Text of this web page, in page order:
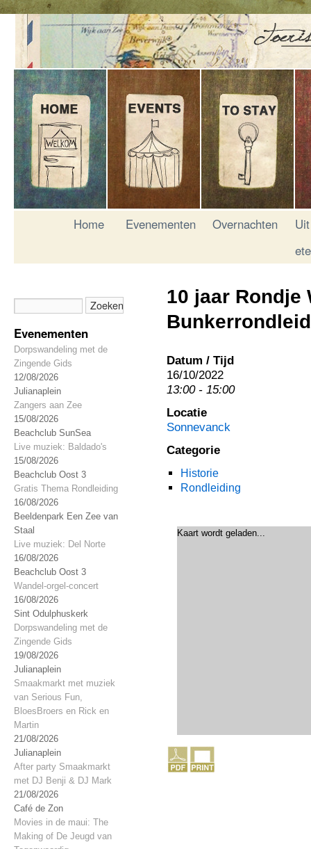
Home Evenementen Overnachten
Uit
Evenementen
Dorpswandeling met de
Zingende Gids
12/08/2026
Julianaplein
Zangers aan Zee
15/08/2026
Beachclub SunSea
Live muziek: Baldado's
15/08/2026
Beachclub Oost 3
Gratis Thema Rondleiding
16/08/2026
Beeldenpark Een Zee van
Staal
Live muziek: Del Norte
16/08/2026
Beachclub Oost 3
Wandel-orgel-concert
16/08/2026
Sint Odulphuskerk
Dorpswandeling met de
Zingende Gids
19/08/2026
Julianaplein
Smaakmarkt met muziek
van Serious Fun,
BloesBroers en Rick en
Martin
21/08/2026
Julianaplein
After party Smaakmarkt
met DJ Benji & DJ Mark
21/08/2026
Café de Zon
Movies in de maui: The
Making of De Jeugd van
10 jaar Rondje
Datum / Tijd
16/10/2022
13:00 - 15:00
Locatie
Sonnevanck
Categorie
Historie
Rondleiding
Kaart wordt geladen...